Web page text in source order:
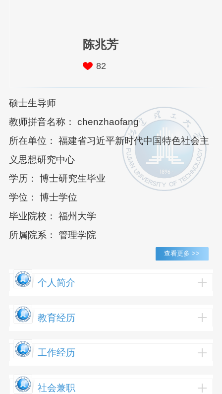
陈兆芳
82
硕士生导师
教师拼音名称： chenzhaofang
所在单位： 福建省习近平新时代中国特色社会主
义思想研究中心
学历： 博士研究生毕业
学位： 博士学位
毕业院校： 福州大学
所属院系： 管理学院
查看更多 >>
个人简介
教育经历
工作经历
社会兼职